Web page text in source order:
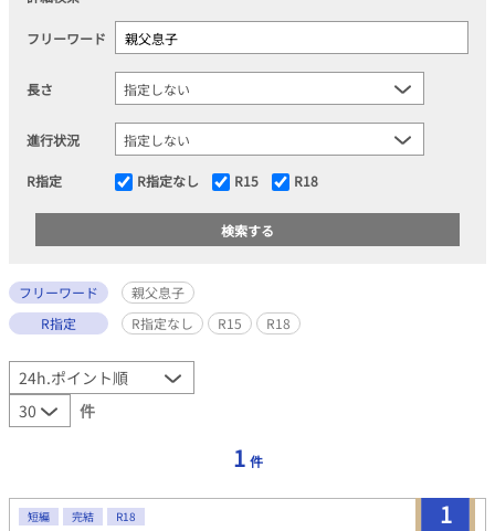
フリーワード
長さ
進行状況
R指定 R指定なし R15 R18
フリーワード
親父息子
R指定
R指定なし R15 R18
件
1 件
1
短編 完結 R18